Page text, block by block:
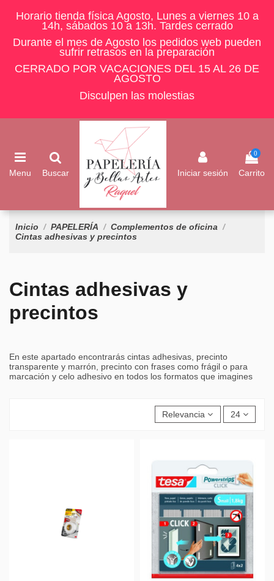
Horario tienda física Agosto, Lunes a viernes 10 a
14h, sábados 10 a 13h. Tardes cerrado
Durante el mes de Agosto los pedidos web pueden
sufrir retrasos en la preparación
CERRADO POR VACACIONES DEL 15 AL 26 DE
AGOSTO
Disculpen las molestias
Menu Buscar Iniciar sesión
0
Carrito
Inicio PAPELERÍA
Complementos de oficina
Cintas adhesivas y precintos
Cintas adhesivas y
precintos
En este apartado encontrarás cintas adhesivas, precinto
transparente y marrón, precinto con frases como frágil o para
marcación y celo adhesivo en todos los formatos que imagines
Relevancia 24